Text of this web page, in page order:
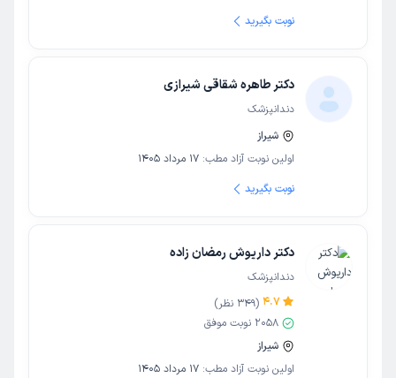
نوبت بگیرید
دکتر طاهره شقاقی شیرازی
دندانپزشک
شیراز
اولین نوبت آزاد مطب: 17 مرداد 1405
نوبت بگیرید
دکتر داریوش رمضان زاده
دندانپزشک
4.7
(
349 نظر)
2058 نوبت موفق
شیراز
اولین نوبت آزاد مطب: 17 مرداد 1405